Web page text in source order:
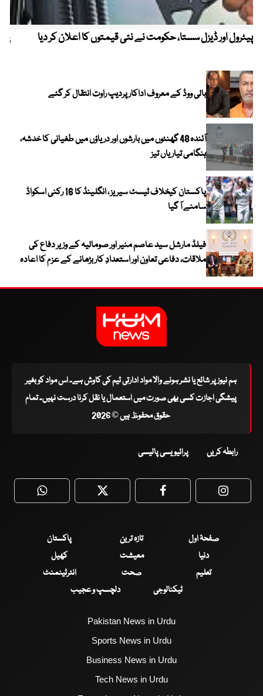
پیٹرول اور ڈیزل سستا، حکومت نے نئی قیمتوں کا اعلان کر دیا
بالی ووڈ کے معروف اداکار پردیپ راوت انتقال کر گئے
آئندہ 48 گھنٹوں میں بارشوں اور دریاؤں میں طغیانی کا خدشہ،
ہنگامی تیاریاں تیز
پاکستان کیخلاف ٹیسٹ سیریز ، انگلینڈ کا 16 رکنی اسکواڈ
سامنے آ گیا
فیلڈ مارشل سید عاصم منیر اور صومالیہ کے وزیر دفاع کی
ملاقات، دفاعی تعاون اور استعدادِ کار بڑھانے کے عزم کا اعادہ
ہم نیوز پر شائع یا نشر ہونے والا مواد ادارتی ٹیم کی کاوش ہے۔ اس مواد کو بغیر
پیشگی اجازت کسی بھی صورت میں استعمال یا نقل کرنا درست نہیں۔ تمام
حقوق محفوظ ہیں © 2026
رابطہ کریں پرائیویسی پالیسی
WhatsApp Twitter Facebook
صفحۂ اول تازہ ترین
پاکستان
دنیا
معیشت
کھیل
تعلیم
صحت
انٹرٹینمنٹ
ٹیکنالوجی
دلچسپ و عجیب
Pakistan News in Urdu
Sports News in Urdu
Business News in Urdu
Tech News in Urdu